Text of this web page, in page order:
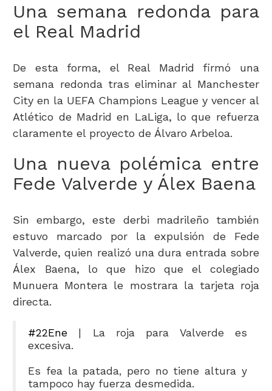
Una semana redonda para
el Real Madrid
De esta forma, el Real Madrid firmó una
semana redonda tras eliminar al Manchester
City en la UEFA Champions League y vencer al
Atlético de Madrid en LaLiga, lo que refuerza
claramente el proyecto de Álvaro Arbeloa.
Una nueva polémica entre
Fede Valverde y Álex Baena
Sin embargo, este derbi madrileño también
estuvo marcado por la expulsión de Fede
Valverde, quien realizó una dura entrada sobre
Álex Baena, lo que hizo que el colegiado
Munuera Montera le mostrara la tarjeta roja
directa.
#22Ene | La roja para Valverde es
excesiva.
Es fea la patada, pero no tiene altura y
tampoco hay fuerza desmedida.